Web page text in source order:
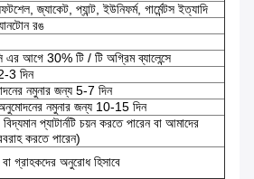
জ্যাকেট, প্যান্ট, ইউনিফর্ম, গার্মেন্টস ইত্যাদি
রঙ
এর আগে 30% টি / টি অগ্রিম ব্যালেন্সে
3 দিন
নমুনার জন্য 5-7 দিন
অনুমোদনের নমুনার জন্য 10-15 দিন
প্যাটার্নটি চয়ন করতে পারেন বা আমাদের
করতে পারেন)
গ্রাহকদের অনুরোধ হিসাবে